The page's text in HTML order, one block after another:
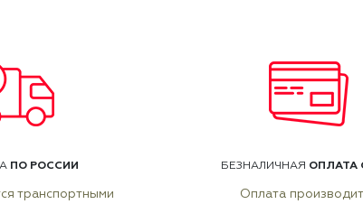
ПО РОССИИ
транспортными
БЕЗНАЛИЧНАЯ ОПЛАТА
Оплата